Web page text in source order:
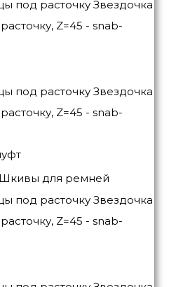
Шкивы для ремней